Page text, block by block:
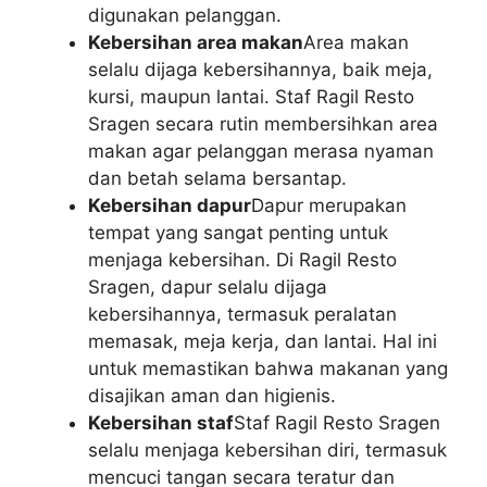
digunakan pelanggan.
Kebersihan area makanArea makan
selalu dijaga kebersihannya, baik meja,
kursi, maupun lantai. Staf Ragil Resto
Sragen secara rutin membersihkan area
makan agar pelanggan merasa nyaman
dan betah selama bersantap.
Kebersihan dapurDapur merupakan
tempat yang sangat penting untuk
menjaga kebersihan. Di Ragil Resto
Sragen, dapur selalu dijaga
kebersihannya, termasuk peralatan
memasak, meja kerja, dan lantai. Hal ini
untuk memastikan bahwa makanan yang
disajikan aman dan higienis.
Kebersihan stafStaf Ragil Resto Sragen
selalu menjaga kebersihan diri, termasuk
mencuci tangan secara teratur dan